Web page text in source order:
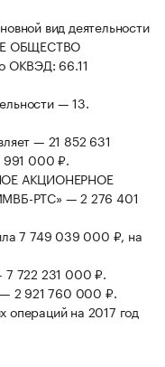
вид деятельности
ОБЩЕСТВО
66.11
— 13.
— 21 852 631
991 000 ₽.
АКЦИОНЕРНОЕ
РТС» — 2 276 401
7 749 039 000 ₽, на
7 722 231 000 ₽.
— 2 921 760 000 ₽.
операций на 2017 год